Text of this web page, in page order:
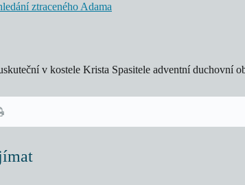
v kostele Krista Spasitele adventní duchovní